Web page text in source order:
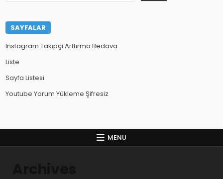
SAYFALAR
Instagram Takipçi Arttırma Bedava
Liste
Sayfa Listesi
Youtube Yorum Yükleme Şifresiz
MENU